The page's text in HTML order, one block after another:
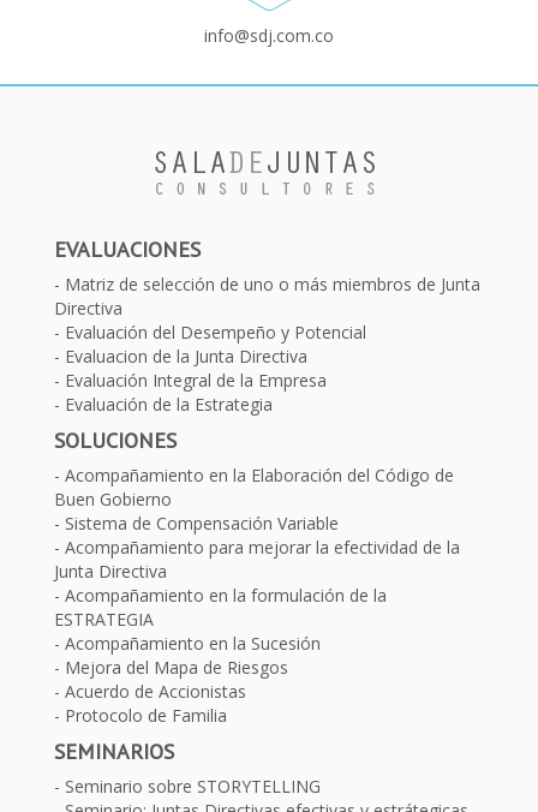
info@sdj.com.co
EVALUACIONES
Matriz de selección de uno o más miembros de Junta
Directiva
Evaluación del Desempeño y Potencial
Evaluacion de la Junta Directiva
Evaluación Integral de la Empresa
Evaluación de la Estrategia
SOLUCIONES
Acompañamiento en la Elaboración del Código de
Buen Gobierno
Sistema de Compensación Variable
Acompañamiento para mejorar la efectividad de la
Junta Directiva
Acompañamiento en la formulación de la
ESTRATEGIA
Acompañamiento en la Sucesión
Mejora del Mapa de Riesgos
Acuerdo de Accionistas
Protocolo de Familia
SEMINARIOS
Seminario sobre STORYTELLING